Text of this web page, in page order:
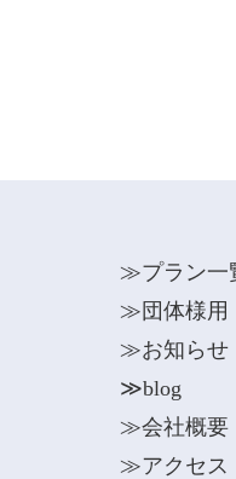
≫プラン一
≫団体様用
≫お知らせ
≫blog
≫会社概要
≫アクセス